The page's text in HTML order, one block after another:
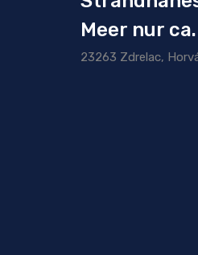
Meer nur
23263 Zdrelac,